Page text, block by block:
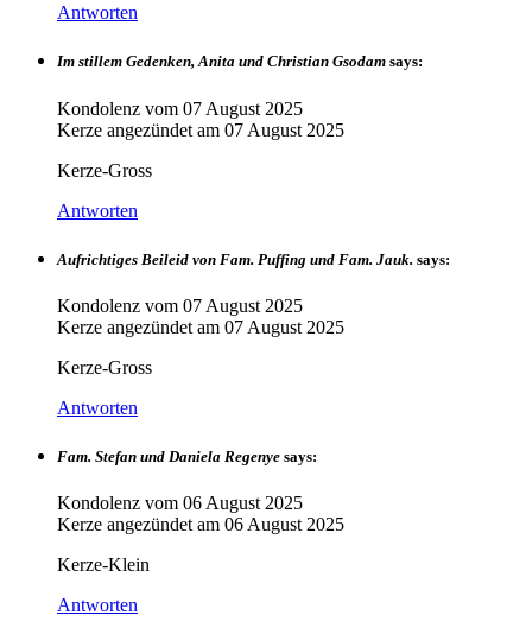
Antworten
Im stillem Gedenken, Anita und Christian Gsodam says:
Kondolenz vom 07 August 2025
Kerze angezündet am 07 August 2025
Kerze-Gross
Antworten
Aufrichtiges Beileid von Fam. Puffing und Fam. Jauk. says:
Kondolenz vom 07 August 2025
Kerze angezündet am 07 August 2025
Kerze-Gross
Antworten
Fam. Stefan und Daniela Regenye says:
Kondolenz vom 06 August 2025
Kerze angezündet am 06 August 2025
Kerze-Klein
Antworten